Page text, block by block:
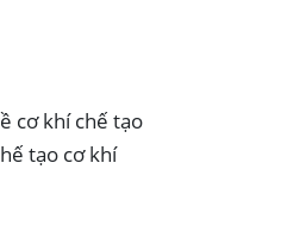
cơ khí chế tạo
tạo cơ khí